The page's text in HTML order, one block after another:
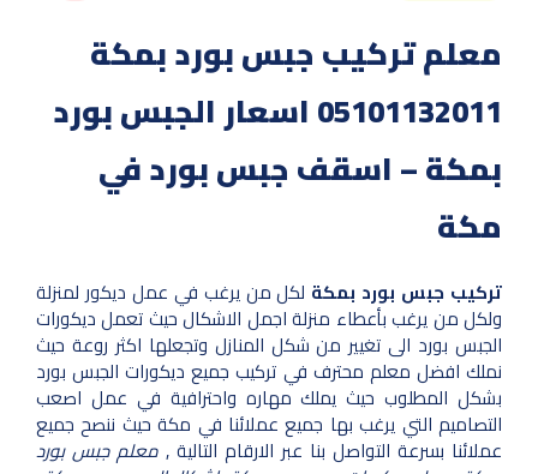
معلم تركيب جبس بورد بمكة
05101132011 اسعار الجبس بورد
بمكة – اسقف جبس بورد في
مكة
تركيب جبس بورد بمكة لكل من يرغب في عمل ديكور لمنزلة
ولكل من يرغب بأعطاء منزلة اجمل الاشكال حيث تعمل ديكورات
الجبس بورد الى تغيير من شكل المنازل وتجعلها اكثر روعة حيث
نملك افضل معلم محترف في تركيب جميع ديكورات الجبس بورد
بشكل المطلوب حيث يملك مهاره واحترافية في عمل اصعب
التصاميم التي يرغب بها جميع عملائنا في مكة حيث ننصح جميع
عملائنا بسرعة التواصل بنا عبر الارقام التالية , معلم جبس بورد